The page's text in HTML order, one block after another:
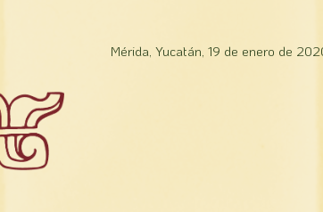
Mérida, Yucatán, 19 de enero de